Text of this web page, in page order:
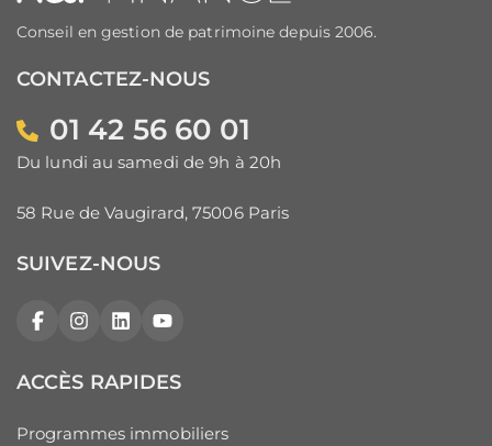
Conseil en gestion de patrimoine depuis 2006.
CONTACTEZ-NOUS
01 42 56 60 01
Du lundi au samedi de 9h à 20h
58 Rue de Vaugirard, 75006 Paris
SUIVEZ-NOUS
FacebookInstagram
LinkedInYouTube
ACCÈS RAPIDES
Programmes immobiliers